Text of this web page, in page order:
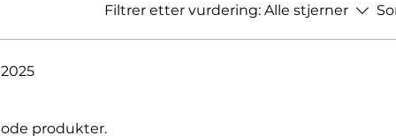
Filtrer etter vurdering: Alle stjerner
produkter.